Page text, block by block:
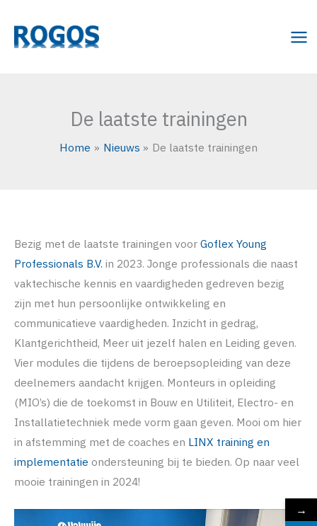
naar
De laatste trainingen
Home Nieuws De laatste trainingen
Bezig met de laatste trainingen voor Goflex Young
Professionals B.V. in 2023. Jonge professionals die naast
vaktechische kennis en vaardigheden gedreven bezig
zijn met hun persoonlijke ontwikkeling en
communicatieve vaardigheden. Inzicht in gedrag,
Klantgerichtheid, Meer uit jezelf halen en Leiding geven.
Vier modules die tijdens de beroepsopleiding van deze
deelnemers aandacht krijgen. Monteurs in opleiding
(MIO’s) die de toekomst in Bouw en Utiliteit, Electro- en
Installatietechniek mede vorm gaan geven. Mooi om hier
in afstemming met de coaches en LINX training en
implementatie ondersteuning bij te bieden. Op naar veel
mooie trainingen in 2024!
→